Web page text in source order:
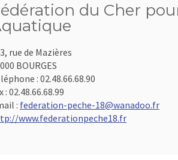
du Cher
rue de Mazières
BOURGES
: 02.48.66.68.90
: 02.48.66.68.99
: federation-peche-18@wanadoo.fr
www.federationpeche18.fr